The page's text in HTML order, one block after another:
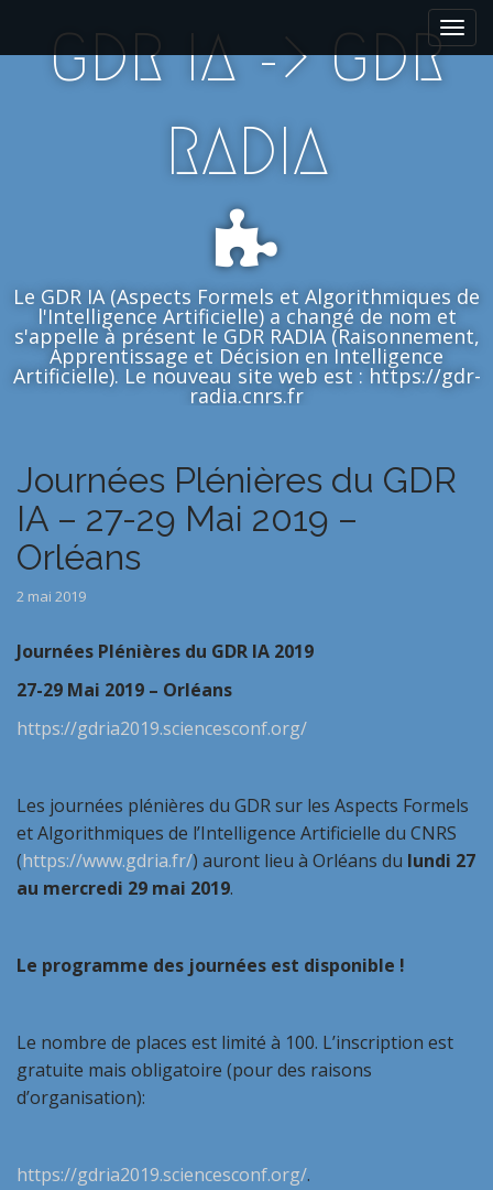
i
GDR IA -> GDR
RADIA
Le GDR IA (Aspects Formels et Algorithmiques de
l'Intelligence Artificielle) a changé de nom et
s'appelle à présent le GDR RADIA (Raisonnement,
Apprentissage et Décision en Intelligence
Artificielle). Le nouveau site web est : https://gdr-
radia.cnrs.fr
Journées Plénières du GDR
IA – 27-29 Mai 2019 –
Orléans
2 mai 2019
Journées Plénières du GDR IA 2019
27-29 Mai 2019 – Orléans
https://gdria2019.sciencesconf.org/
Les journées plénières du GDR sur les Aspects Formels
et Algorithmiques de l’Intelligence Artificielle du CNRS
(https://www.gdria.fr/) auront lieu à Orléans du lundi 27
au mercredi 29 mai 2019.
Le programme des journées est disponible !
Le nombre de places est limité à 100. L’inscription est
gratuite mais obligatoire (pour des raisons
d’organisation):
https://gdria2019.sciencesconf.org/.